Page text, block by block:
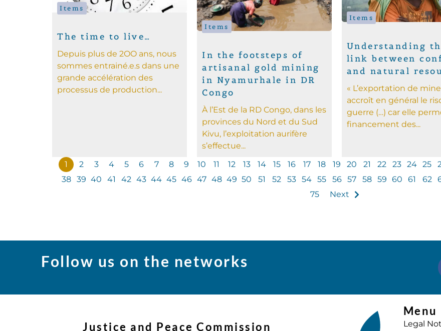
Items
The time to live…
Depuis plus de 2OO ans, nous
sommes entrainé.e.s dans une
grande accélération des
processus de production...
Items
In the footsteps of
artisanal gold mining
in Nyamurhale in DR
Congo
À l’Est de la RD Congo, dans les
provinces du Nord et du Sud
Kivu, l’exploitation aurifère
s’effectue...
Items
Understanding
link between
and natural
« L’exportation de
accroît en général le
guerre (…) car elle
financement des...
1 2 3 4 5 6 7 8 9 10 11 12 13 14 15 16 17 18 19 20 21 22 23 24 25
38
39 40 41 42 43 44 45 46 47 48 49 50 51 52 53 54 55 56 57 58 59 60 61 62
75
Next
Follow us on the networks
Justice and Peace Commission
Menu
Legal